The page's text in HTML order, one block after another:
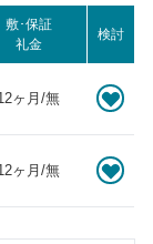
敷･保証
礼金
検討
ヶ月/無
ヶ月/無